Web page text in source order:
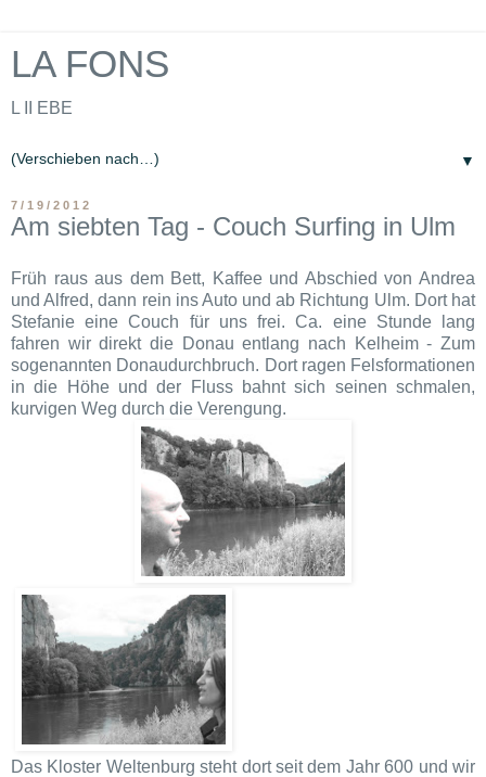
LA FONS
L II EBE
▼
7/19/2012
Am siebten Tag - Couch Surfing in Ulm
Früh raus aus dem Bett, Kaffee und Abschied von Andrea
und Alfred, dann rein ins Auto und ab Richtung Ulm. Dort hat
Stefanie eine Couch für uns frei. Ca. eine Stunde lang
fahren wir direkt die Donau entlang nach Kelheim - Zum
sogenannten Donaudurchbruch. Dort ragen Felsformationen
in die Höhe und der Fluss bahnt sich seinen schmalen,
kurvigen Weg durch die Verengung.
Das Kloster Weltenburg steht dort seit dem Jahr 600 und wir